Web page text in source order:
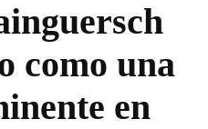
como una
en